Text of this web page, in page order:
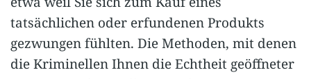
tatsächlichen oder erfundenen Produkts
gezwungen fühlten. Die Methoden, mit denen
die Kriminellen Ihnen die Echtheit geöffneter